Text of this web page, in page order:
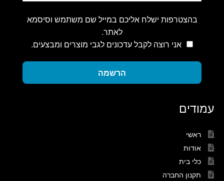
בהצטרפות ישלח אליכם במייל שם משתמש וסיסמא
לאתר.
אני רוצה לקבל עדכונים לגבי מוצרים ומבצעים.
הרשמה
עמודים
ראשי
אודות
כלי בית
תקנון החברה